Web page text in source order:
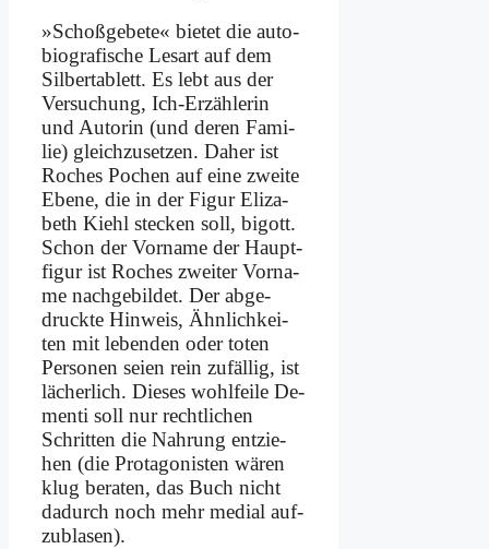
»Schoß­ge­be­te« bie­tet die au­to­
bio­gra­fi­sche Les­art auf dem
Sil­ber­ta­blett. Es lebt aus der
Ver­su­chung, Ich-Er­zäh­le­rin
und Au­torin (und de­ren Fa­mi­
lie) gleich­zu­set­zen. Da­her ist
Ro­ches Po­chen auf ei­ne zwei­te
Ebe­ne, die in der Fi­gur Eliza­
beth Kiehl stecken soll, bi­gott.
Schon der Vor­na­me der Haupt­
fi­gur ist Ro­ches zwei­ter Vor­na­
me nach­ge­bil­det. Der ab­ge­
druck­te Hin­weis, Ähn­lich­kei­
ten mit le­ben­den oder to­ten
Per­so­nen sei­en rein zu­fäl­lig, ist
lä­cher­lich. Die­ses wohl­fei­le De­
men­ti soll nur recht­li­chen
Schrit­ten die Nah­rung ent­zie­
hen (die Prot­ago­ni­sten wä­ren
klug be­ra­ten, das Buch nicht
da­durch noch mehr me­di­al auf­
zu­bla­sen).